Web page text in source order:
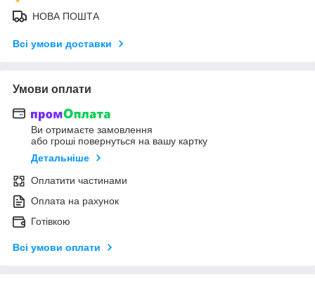
НОВА ПОШТА
Всі умови доставки
Умови оплати
Ви отримаєте замовлення
або гроші повернуться на вашу картку
Детальніше
Оплатити частинами
Оплата на рахунок
Готівкою
Всі умови оплати